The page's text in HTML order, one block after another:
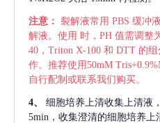
注意： 裂解液常用 PBS 缓冲
解液。使用 时，PH 值需调整
40，Triton X-100 和 DTT 的
作。推荐使用50mM
自行配制或联系我们购买。
4、 细胞培养上清收集上清液，
5min，收集澄清的细胞培养